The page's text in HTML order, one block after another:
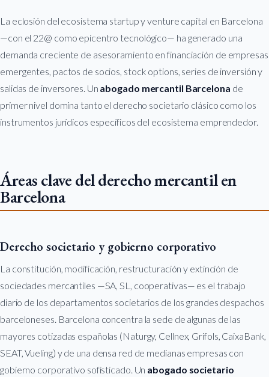
La eclosión del ecosistema startup y venture capital en Barcelona
—con el 22@ como epicentro tecnológico— ha generado una
demanda creciente de asesoramiento en financiación de empresas
emergentes, pactos de socios, stock options, series de inversión y
salidas de inversores. Un abogado mercantil Barcelona de
primer nivel domina tanto el derecho societario clásico como los
instrumentos jurídicos específicos del ecosistema emprendedor.
Áreas clave del derecho mercantil en
Barcelona
Derecho societario y gobierno corporativo
La constitución, modificación, restructuración y extinción de
sociedades mercantiles —SA, SL, cooperativas— es el trabajo
diario de los departamentos societarios de los grandes despachos
barceloneses. Barcelona concentra la sede de algunas de las
mayores cotizadas españolas (Naturgy, Cellnex, Grifols, CaixaBank,
SEAT, Vueling) y de una densa red de medianas empresas con
gobierno corporativo sofisticado. Un abogado societario